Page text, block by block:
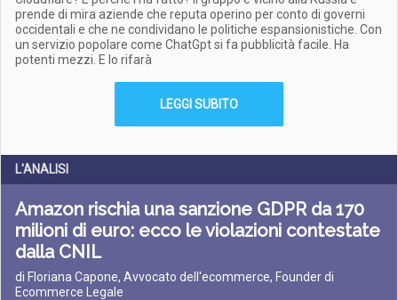
prende di mira aziende che reputa operino per conto di governi
occidentali e che ne condividano le politiche espansionistiche. Con
un servizio popolare come ChatGpt si fa pubblicità facile. Ha
potenti mezzi. E lo rifarà
LEGGI SUBITO
L'ANALISI
Amazon rischia una sanzione GDPR da 170
milioni di euro: ecco le violazioni contestate
dalla CNIL
di Floriana Capone, Avvocato dell'ecommerce, Founder di
Ecommerce Legale